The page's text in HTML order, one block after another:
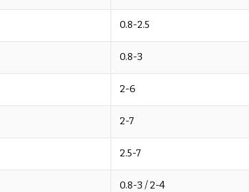
0.8-2.5
0.8-3
2-6
2-7
2.5-7
0.8-3 / 2-4